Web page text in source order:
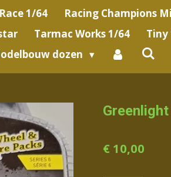
1/64 Racing Champions
Tarmac Works 1/64 Tiny
dozen
€ 10,00